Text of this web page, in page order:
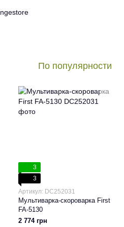
По популярности
3
3
Артикул: DC252031
Мультиварка-скороварка First
FA-5130
2 774 грн